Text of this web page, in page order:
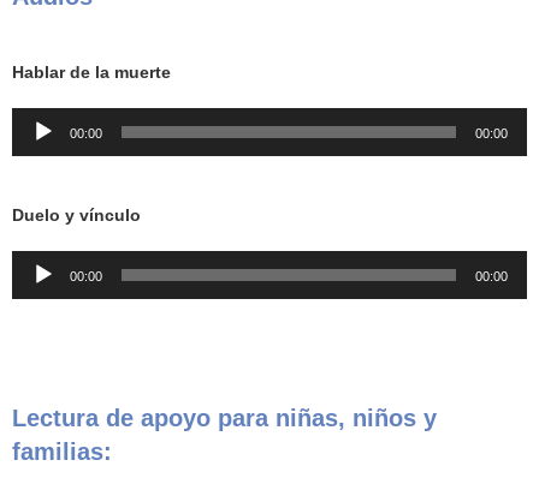
Hablar de la muerte
Reproductor
de
00:00 00:00
Duelo y vínculo
Reproductor
de
00:00 00:00
Lectura de apoyo para niñas, niños y
familias: